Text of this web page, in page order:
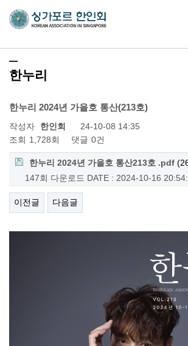
한누리
한누리 2024년 가을호 통산(213호)
작성자
한인회
24-10-08 14:35
조회 1,728회 댓글 0건
한누리 2024년 가을호 통산213호 .pdf
147회 다운로드 DATE : 2024-10-16
이전글 다음글